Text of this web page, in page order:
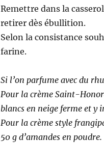
Remettre dans la
retirer dès ébullition.
Selon la consistance
farine.
Si l’on parfume avec du
Pour la crème Saint-
blancs en neige ferme et y
Pour la crème style
50 g d’amandes en poudre.